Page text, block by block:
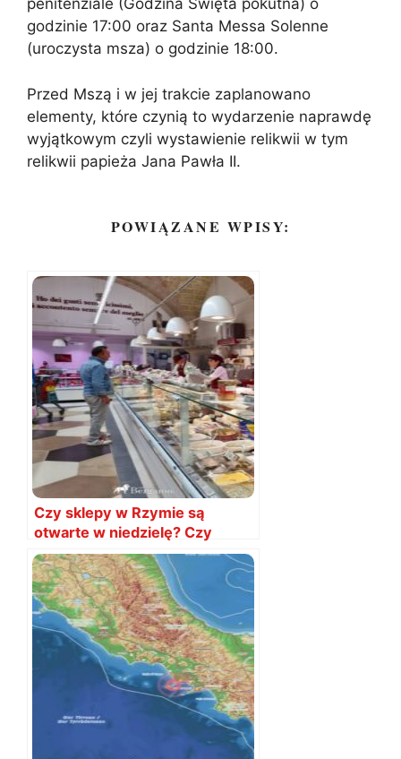
penitenziale (Godzina Święta pokutna) o
godzinie 17:00 oraz Santa Messa Solenne
(uroczysta msza) o godzinie 18:00.
Przed Mszą i w jej trakcie zaplanowano
elementy, które czynią to wydarzenie naprawdę
wyjątkowym czyli wystawienie relikwii w tym
relikwii papieża Jana Pawła II.
POWIĄZANE WPISY:
Czy sklepy w Rzymie są
otwarte w niedzielę? Czy
zamknięte?